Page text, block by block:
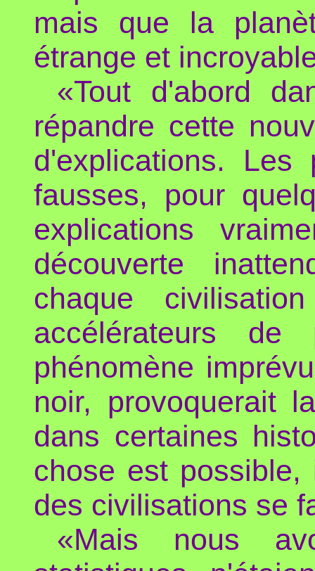
mais que la
étrange et
«Tout d'abord
répandre cette
d'explications. Les
fausses, pour
explications
découverte
chaque
accélérateurs
phénomène
noir, provoquerait
dans certaines
chose est
des civilisations se
«Mais nous